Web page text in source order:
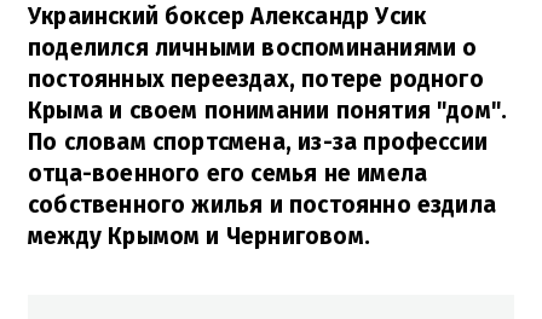
Украинский боксер Александр Усик
поделился личными воспоминаниями о
постоянных переездах, потере родного
Крыма и своем понимании понятия "дом".
По словам спортсмена, из-за профессии
отца-военного его семья не имела
собственного жилья и постоянно ездила
между Крымом и Черниговом.